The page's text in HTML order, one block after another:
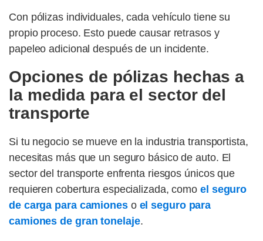
Con pólizas individuales, cada vehículo tiene su
propio proceso. Esto puede causar retrasos y
papeleo adicional después de un incidente.
Opciones de pólizas hechas a
la medida para el sector del
transporte
Si tu negocio se mueve en la industria transportista,
necesitas más que un seguro básico de auto. El
sector del transporte enfrenta riesgos únicos que
requieren cobertura especializada, como el seguro
de carga para camioneso el seguro para
camiones de gran tonelaje.